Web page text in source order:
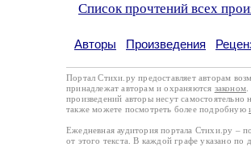
Список прочтений всех
Авторы Произведения
Портал Стихи.ру предоставляет авторам
принадлежат авторам и охраняются законом
произведений авторы несут самостоятельно
также можете посмотреть более подробную
Ежедневная аудитория портала Стихи.ру –
от этого текста. В каждой графе указано по